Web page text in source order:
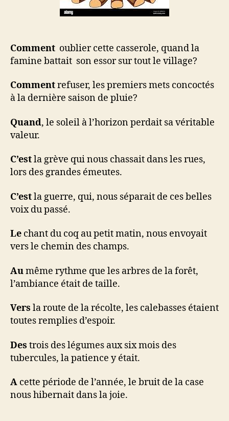
Comment oublier cette casserole, quand la
famine battait son essor sur tout le village?
Commentrefuser, les premiers mets concoctés
à la dernière saison de pluie?
Quand, le soleil à l’horizon perdait sa véritable
valeur.
C’estla grève qui nous chassait dans les rues,
lors des grandes émeutes.
C’estla guerre, qui, nous séparait de ces belles
voix du passé.
Le chant du coq au petit matin, nous envoyait
vers le chemin des champs.
Aumême rythme que les arbres de la forêt,
l’ambiance était de taille.
Vers la route de la récolte, les calebasses étaient
toutes remplies d’espoir.
Des trois des légumes aux six mois des
tubercules, la patience y était.
A cette période de l’année, le bruit de la case
nous hibernait dans la joie.